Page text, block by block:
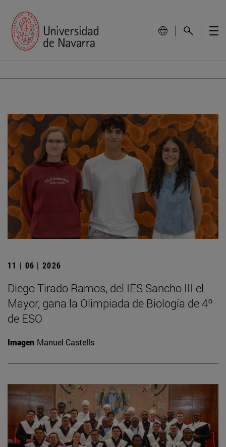
11 | 06 | 2026
Diego Tirado Ramos, del IES Sancho III el
Mayor, gana la Olimpiada de Biología de 4º
de ESO
Imagen Manuel Castells